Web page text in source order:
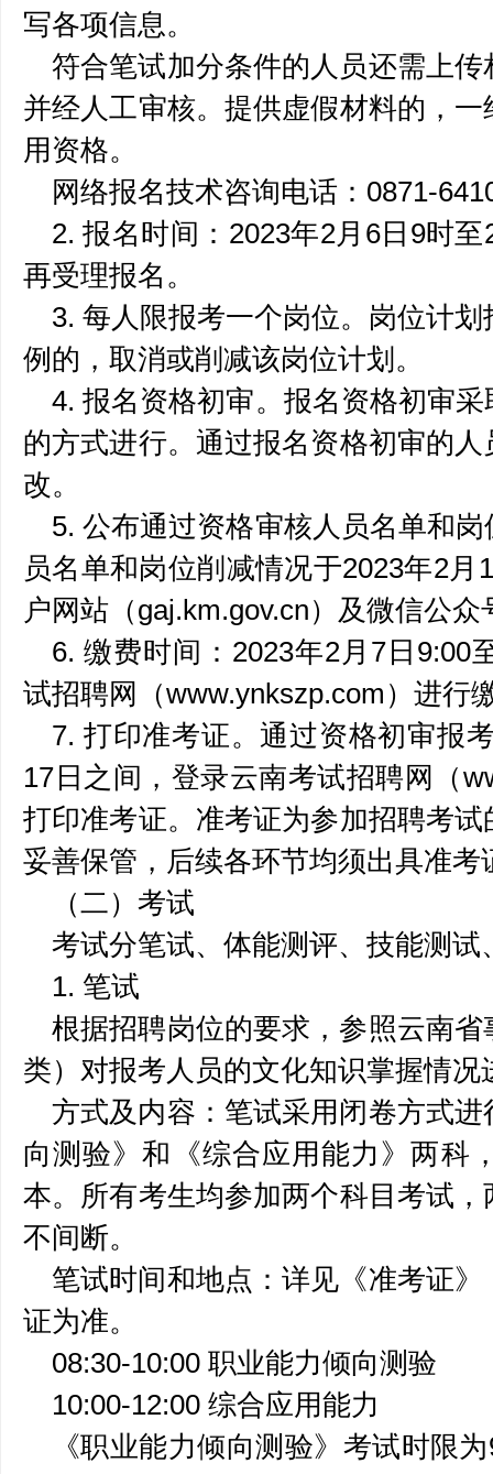
写各项信息。
符合笔试加分条件的人员还需上
并经人工审核。提供虚假材料的，
用资格。
网络报名技术咨询电话：0871-
2. 报名时间：2023年2月6日9时
再受理报名。
3. 每人限报考一个岗位。岗位计
例的，取消或削减该岗位计划。
4. 报名资格初审。报名资格初审
的方式进行。通过报名资格初审的
改。
5. 公布通过资格审核人员名单和
员名单和岗位削减情况于2023年2
户网站（gaj.km.gov.cn）及微信公众
6. 缴费时间：2023年2月7日9:00
试招聘网（www.ynkszp.com）进行
7. 打印准考证。通过资格初审报
17日之间，登录云南考试招聘网（
打印准考证。准考证为参加招聘考
妥善保管，后续各环节均须出具准考
（二）考试
考试分笔试、体能测评、技能测试
1. 笔试
根据招聘岗位的要求，参照云南
类）对报考人员的文化知识掌握情况
方式及内容：笔试采用闭卷方式
向测验》和《综合应用能力》两科
本。所有考生均参加两个科目考试
不间断。
笔试时间和地点：详见《准考证
证为准。
08:30-10:00 职业能力倾向测验
10:00-12:00 综合应用能力
《职业能力倾向测验》考试时限